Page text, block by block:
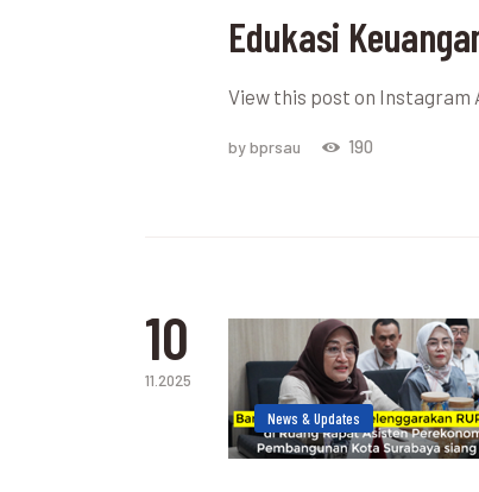
Edukasi
View this post on Instagram
by bprsau 190
10
11.2025
News & Updates